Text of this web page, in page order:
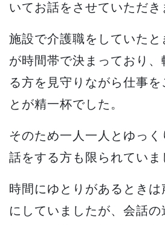
いてお話をさせていただき
施設で介護職をしていた
が時間帯で決まっており
る方を見守りながら仕事を
とが精一杯でした。
そのため一人一人とゆっく
話をする方も限られていま
時間にゆとりがあるときは
にしていましたが、会話の